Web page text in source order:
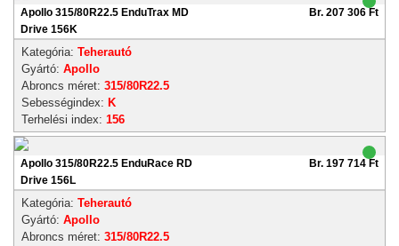
Apollo 315/80R22.5 EnduTrax MD
Drive 156K
Br. 207 306 Ft
Kategória: Teherautó
Gyártó: Apollo
Abroncs méret: 315/80R22.5
Sebességindex: K
Terhelési index: 156
Apollo 315/80R22.5 EnduRace RD
Drive 156L
Br. 197 714 Ft
Kategória: Teherautó
Gyártó: Apollo
Abroncs méret: 315/80R22.5